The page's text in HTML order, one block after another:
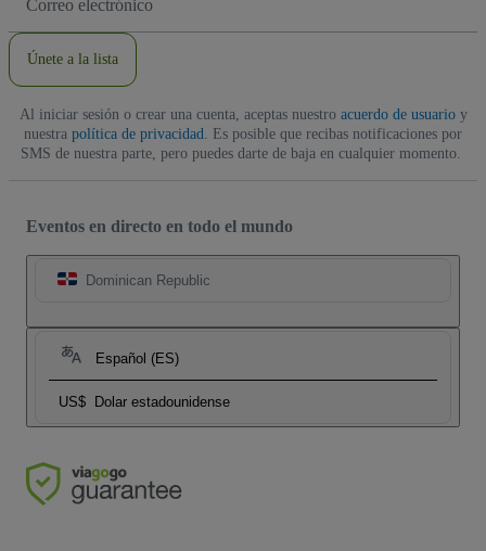
de
Únete a la lista
Al iniciar sesión o crear una cuenta, aceptas nuestro acuerdo de usuarioy
nuestra política de privacidad . Es posible que recibas notificaciones por
SMS de nuestra parte, pero puedes darte de baja en cualquier momento.
Eventos en directo en todo el mundo
Dominican Republic
Español (ES)
US$ Dolar estadounidense